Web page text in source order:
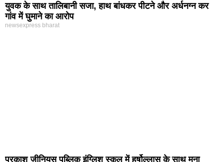
युवक के साथ तालिबानी सजा, हाथ बांधकर पीटने और अर्धनग्न कर
गांव में घुमाने का आरोप
newsexpress bharat
प्रकाश जीनियस पब्लिक इंग्लिश स्कूल में हर्षोल्लास के साथ मना